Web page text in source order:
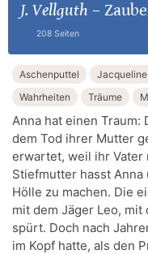
J. Vellguth –
208 Seiten
Aschenputtel
Wahrheiten
Träume
Anna hat einen Traum:
dem Tod ihrer Mutter
erwartet, weil ihr Vater
Stiefmutter hasst
Hölle zu machen. Die
mit dem Jäger Leo,
spürt. Doch nach
im Kopf hatte, als den